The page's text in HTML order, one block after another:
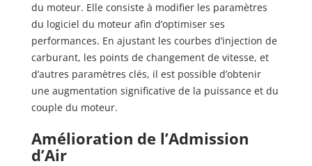
du moteur. Elle consiste à modifier les paramètres
du logiciel du moteur afin d’optimiser ses
performances. En ajustant les courbes d’injection de
carburant, les points de changement de vitesse, et
d’autres paramètres clés, il est possible d’obtenir
une augmentation significative de la puissance et du
couple du moteur.
Amélioration de l’Admission
d’Air